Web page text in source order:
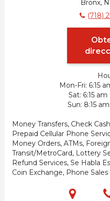
Bronx,
(718)
Mon-Fri 6:15
Sat 6:15
Sun 8:15
Money Transfers, Check
Prepaid Cellular Phone
Money Orders, ATMs,
Transit/MetroCard, Lottery
Refund Services, Se Habla
Coin Exchange, Phone Sales